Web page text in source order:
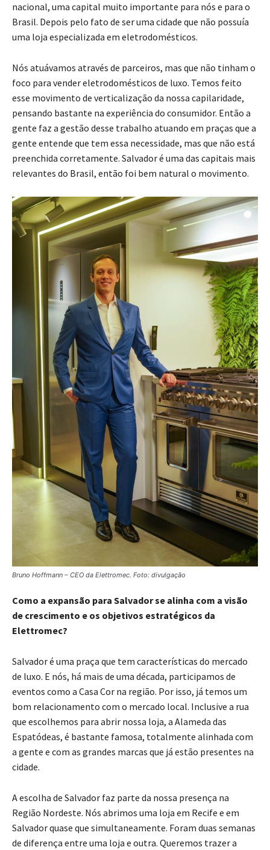
nacional, uma capital muito importante para nós e para o
Brasil. Depois pelo fato de ser uma cidade que não possuía
uma loja especializada em eletrodomésticos.
Nós atuávamos através de parceiros, mas que não tinham o
foco para vender eletrodomésticos de luxo. Temos feito
esse movimento de verticalização da nossa capilaridade,
pensando bastante na experiência do consumidor. Então a
gente faz a gestão desse trabalho atuando em praças que a
gente entende que tem essa necessidade, mas que não está
preenchida corretamente. Salvador é uma das capitais mais
relevantes do Brasil, então foi bem natural o movimento.
Bruno Hoffmann – CEO da Elettromec. Foto: divulgação
Como a expansão para Salvador se alinha com a visão
de crescimento e os objetivos estratégicos da
Elettromec?
Salvador é uma praça que tem características do mercado
de luxo. E nós, há mais de uma década, participamos de
eventos como a Casa Cor na região. Por isso, já temos um
bom relacionamento com o mercado local. Inclusive a rua
que escolhemos para abrir nossa loja, a Alameda das
Espatódeas, é bastante famosa, totalmente alinhada com
a gente e com as grandes marcas que já estão presentes na
cidade.
A escolha de Salvador faz parte da nossa presença na
Região Nordeste. Nós abrimos uma loja em Recife e em
Salvador quase que simultaneamente. Foram duas semanas
de diferença entre uma loja e outra. Queremos trazer a